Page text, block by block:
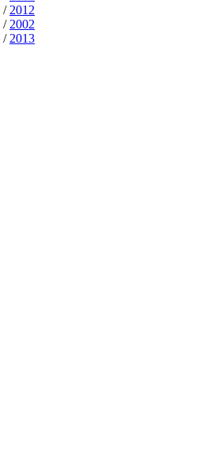
/ 2012
/ 2002
/ 2013